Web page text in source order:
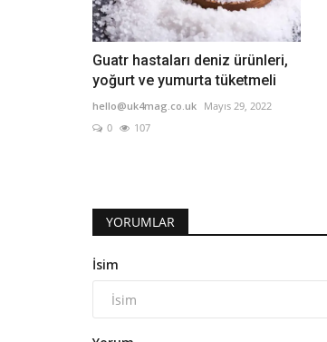
Guatr hastaları deniz ürünleri,
yoğurt ve yumurta tüketmeli
hello@uk4mag.co.uk Mayıs 29, 2022
0
107
YORUMLAR
İsim